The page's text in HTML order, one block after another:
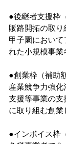
●後継者支援枠
販路開拓の取
甲子園におい
れた小規模事業
●創業枠（補助
産業競争力強
支援等事業の支
に取り組む創
●インボイス枠